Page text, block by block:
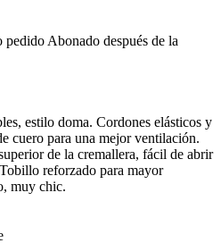
pedido Abonado después de la
estilo doma. Cordones elásticos y
cuero para una mejor ventilación.
de la cremallera, fácil de abrir
reforzado para mayor
muy chic.